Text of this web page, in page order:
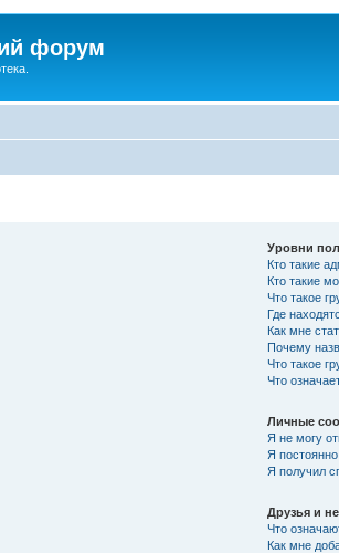
форум
Уровни
Кто такие
Кто такие
Что такое
Где
Как мне
Почему
Что такое
Что
Личные
Я не могу
Я
Я получил
Друзья и
Что
Как мне